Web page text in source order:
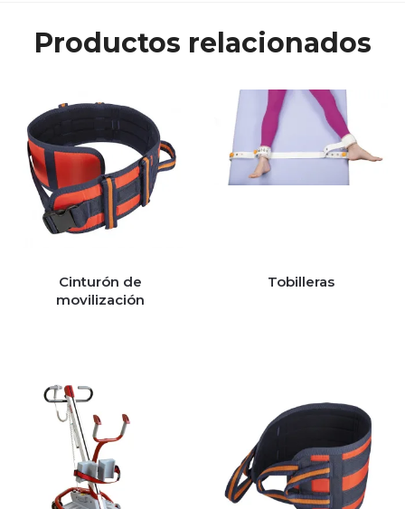
Productos relacionados
Cinturón de
movilización
Tobilleras